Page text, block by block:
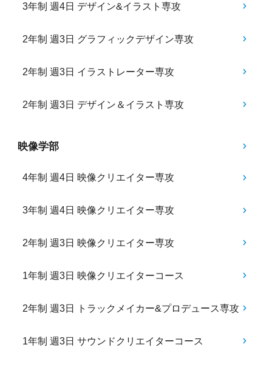
3年制 週4日 デザイン&イラスト専攻
2年制 週3日 グラフィックデザイン専攻
2年制 週3日 イラストレーター専攻
2年制 週3日 デザイン＆イラスト専攻
映像学部
4年制 週4日 映像クリエイター専攻
3年制 週4日 映像クリエイター専攻
2年制 週3日 映像クリエイター専攻
1年制 週3日 映像クリエイターコース
2年制 週3日 トラックメイカー&プロデュース専攻
1年制 週3日 サウンドクリエイターコース